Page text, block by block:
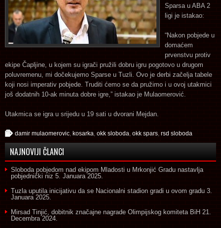
Sparsa u ABA 2
ligi je istakao:
“Nakon pobjede u
domaćem
prvenstvu protiv
ekipe Čapljine, u kojem su igrači pružili dobru igru pogotovo u drugom
poluvremenu, mi dočekujemo Sparse u Tuzli. Ovo je derbi začelja tabele
koji nosi imperativ pobjede. Truditi ćemo se da pružimo i u ovoj utakmici
još dodatnih 10-ak minuta dobre igre,” istakao je Mulaomerović.
Utakmica se igra u srijedu u 19 sati u dvorani Mejdan.
damir mulaomerovic kosarka okk sloboda okk spars rsd sloboda
NAJNOVIJI ČLANCI
Sloboda pobjedom nad ekipom Mladosti u Mrkonjić Gradu nastavlja
pobjednički niz 5. Januara 2025.
Tuzla uputila inicijativu da se Nacionalni stadion gradi u ovom gradu 3.
Januara 2025.
Mirsad Tinjić, dobitnik značajne nagrade Olimpijskog komiteta BiH 21.
Decembra 2024.